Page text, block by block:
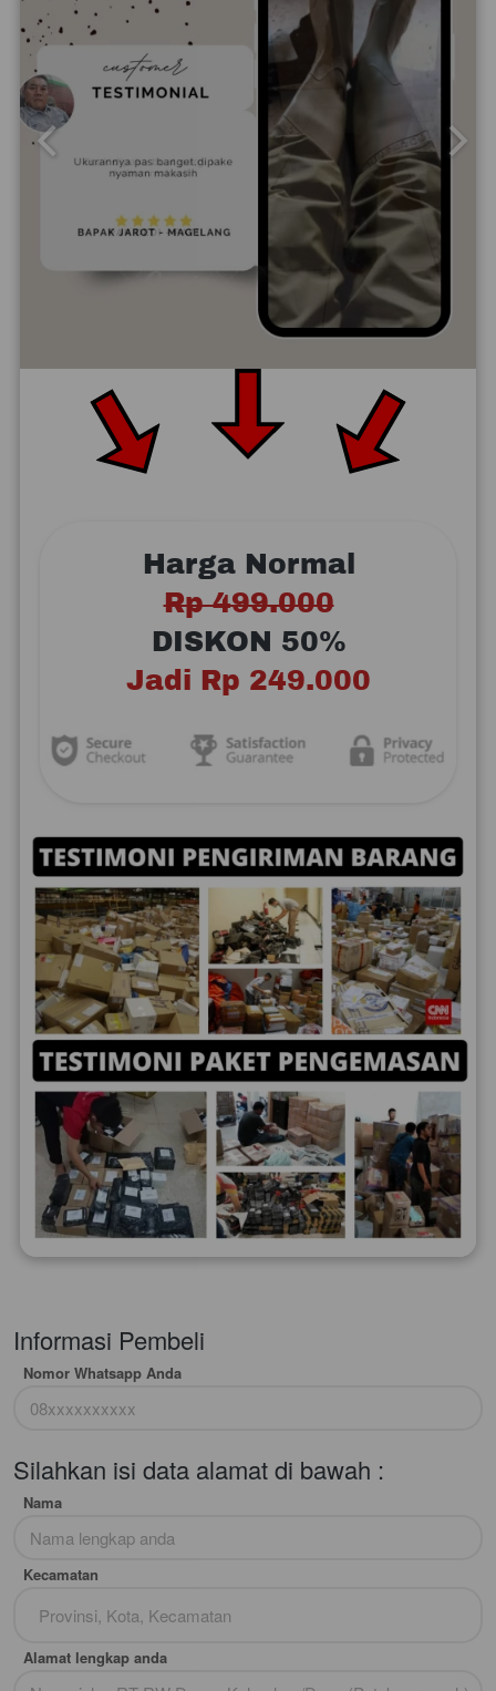
Harga Normal
Rp 499.000
DISKON 50%
Jadi Rp 249.000
Informasi Pembeli
Nomor Whatsapp Anda
Silahkan isi data alamat di bawah :
Nama
Kecamatan
Provinsi, Kota, Kecamatan
Alamat lengkap anda